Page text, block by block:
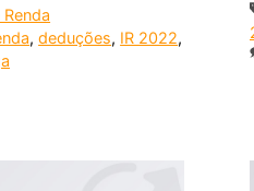
,deduções, IR 2022,